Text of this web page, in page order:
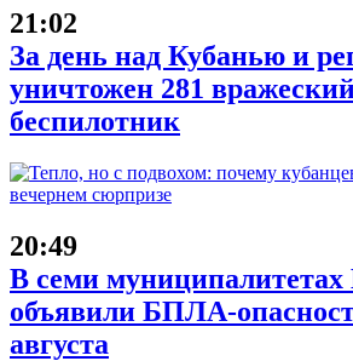
21:02
За день над Кубанью и
уничтожен 281
беспилотник
20:49
В семи муниципалитетах
объявили БПЛА-
августа